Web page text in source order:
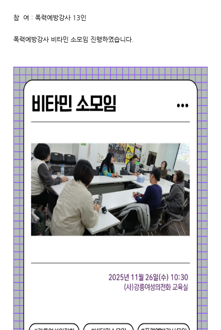
참 여 : 폭력예방강사 13인
폭력예방강사 비타민 소모임 진행하였습니다.